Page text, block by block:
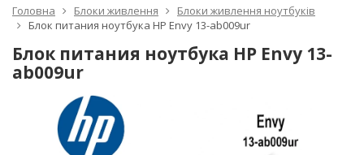
Головна Блоки живлення
Блоки живлення ноутбуків
Блок питания ноутбука HP Envy 13-ab009ur
Блок питания ноутбука HP Envy 13-
ab009ur